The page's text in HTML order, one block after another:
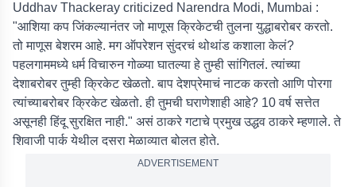
Uddhav Thackeray criticized Narendra Modi, Mumbai :
"आशिया कप जिंकल्यानंतर जो माणूस क्रिकेटची तुलना युद्धाबरोबर करतो.
तो माणूस बेशरम आहे. मग ऑपरेशन सुंदरचं थोथांड कशाला केलं?
पहलगाममध्ये धर्म विचारुन गोळ्या घातल्या हे तुम्ही सांगितलं. त्यांच्या
देशाबरोबर तुम्ही क्रिकेट खेळतो. बाप देशप्रेमाचं नाटक करतो आणि पोरगा
त्यांच्याबरोबर क्रिकेट खेळतो. ही तुमची घराणेशाही आहे? 10 वर्ष सत्तेत
असूनही हिंदू सुरक्षित नाही." असं ठाकरे गटाचे प्रमुख उद्धव ठाकरे म्हणाले. ते
शिवाजी पार्क येथील दसरा मेळाव्यात बोलत होते.
ADVERTISEMENT